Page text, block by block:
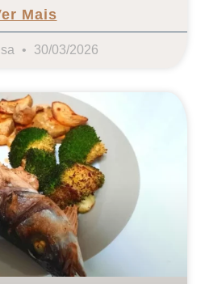
Mais
30/03/2026